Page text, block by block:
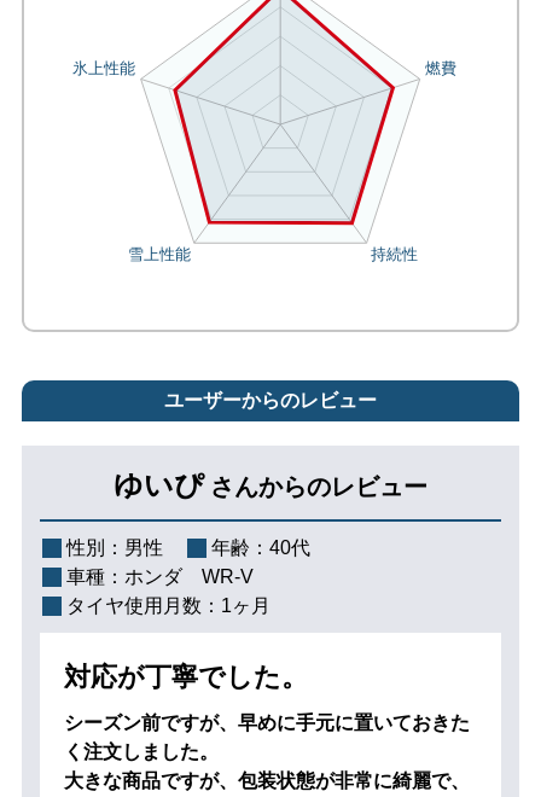
ユーザーからのレビュー
ゆいぴ さんからのレビュー
性別： 男性 年齢： 40代
車種： ホンダ WR-V
タイヤ使用月数： 1ヶ月
対応が丁寧でした。
シーズン前ですが、早めに手元に置いておきた
く注文しました。
大きな商品ですが、包装状態が非常に綺麗で、